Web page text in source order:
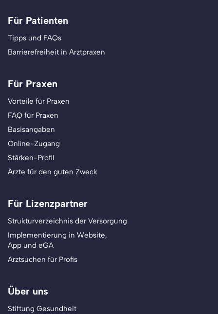
Für Patienten
Tipps und FAQs
Barrierefreiheit in Arztpraxen
Für Praxen
Vorteile für Praxen
FAQ für Praxen
Basisangaben
Online-Zugang
Stärken-Profil
Ärzte für den guten Zweck
Für Lizenzpartner
Strukturverzeichnis der Versorgung
Implementierung in Website,
App und eGA
Arztsuchen für Profis
Über uns
Stiftung Gesundheit